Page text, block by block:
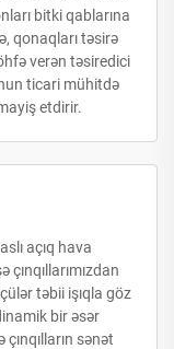
bitki qablarına
qonaqları təsirə
verən təsiredici
ticari mühitdə
etdirir.
açıq hava
təbii işıqla göz
bir əsər
sənət